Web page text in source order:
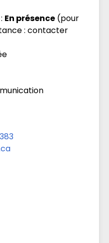
En présence (pour
: contacter